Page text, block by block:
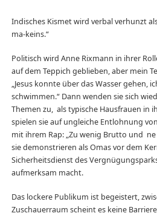
Indisches Kismet wird verbal verhunzt
ma-keins.“
Politisch wird Anne Rixmann in ihrer
auf dem Teppich geblieben, aber mein
„Jesus konnte über das Wasser gehen,
schwimmen.“ Dann wenden sie sich
Themen zu, als typische Hausfrauen in
spielen sie auf ungleiche Entlohnung
mit ihrem Rap: „Zu wenig Brutto und
sie demonstrieren als Omas vor dem
Sicherheitsdienst des
aufmerksam macht.
Das lockere Publikum ist begeistert,
Zuschauerraum scheint es keine